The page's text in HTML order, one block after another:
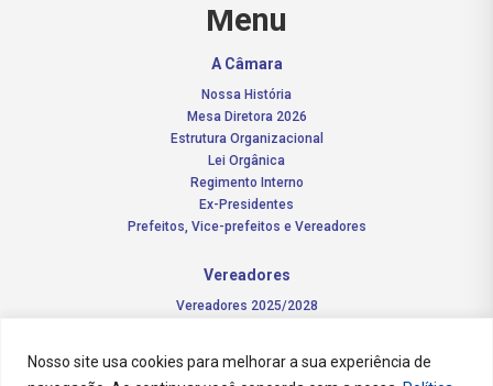
Nosso site usa cookies para melhorar a sua experiência de
Menu
A Câmara
Nossa História
Mesa Diretora 2026
Estrutura Organizacional
Lei Orgânica
Regimento Interno
Ex-Presidentes
Prefeitos, Vice-prefeitos e Vereadores
Vereadores
Vereadores 2025/2028